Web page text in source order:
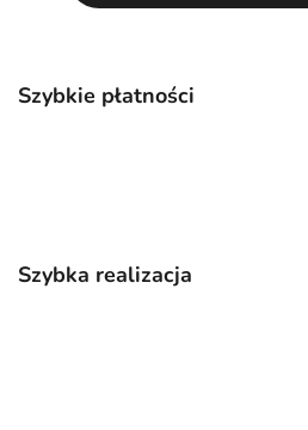
Szybkie płatności
Szybka realizacja